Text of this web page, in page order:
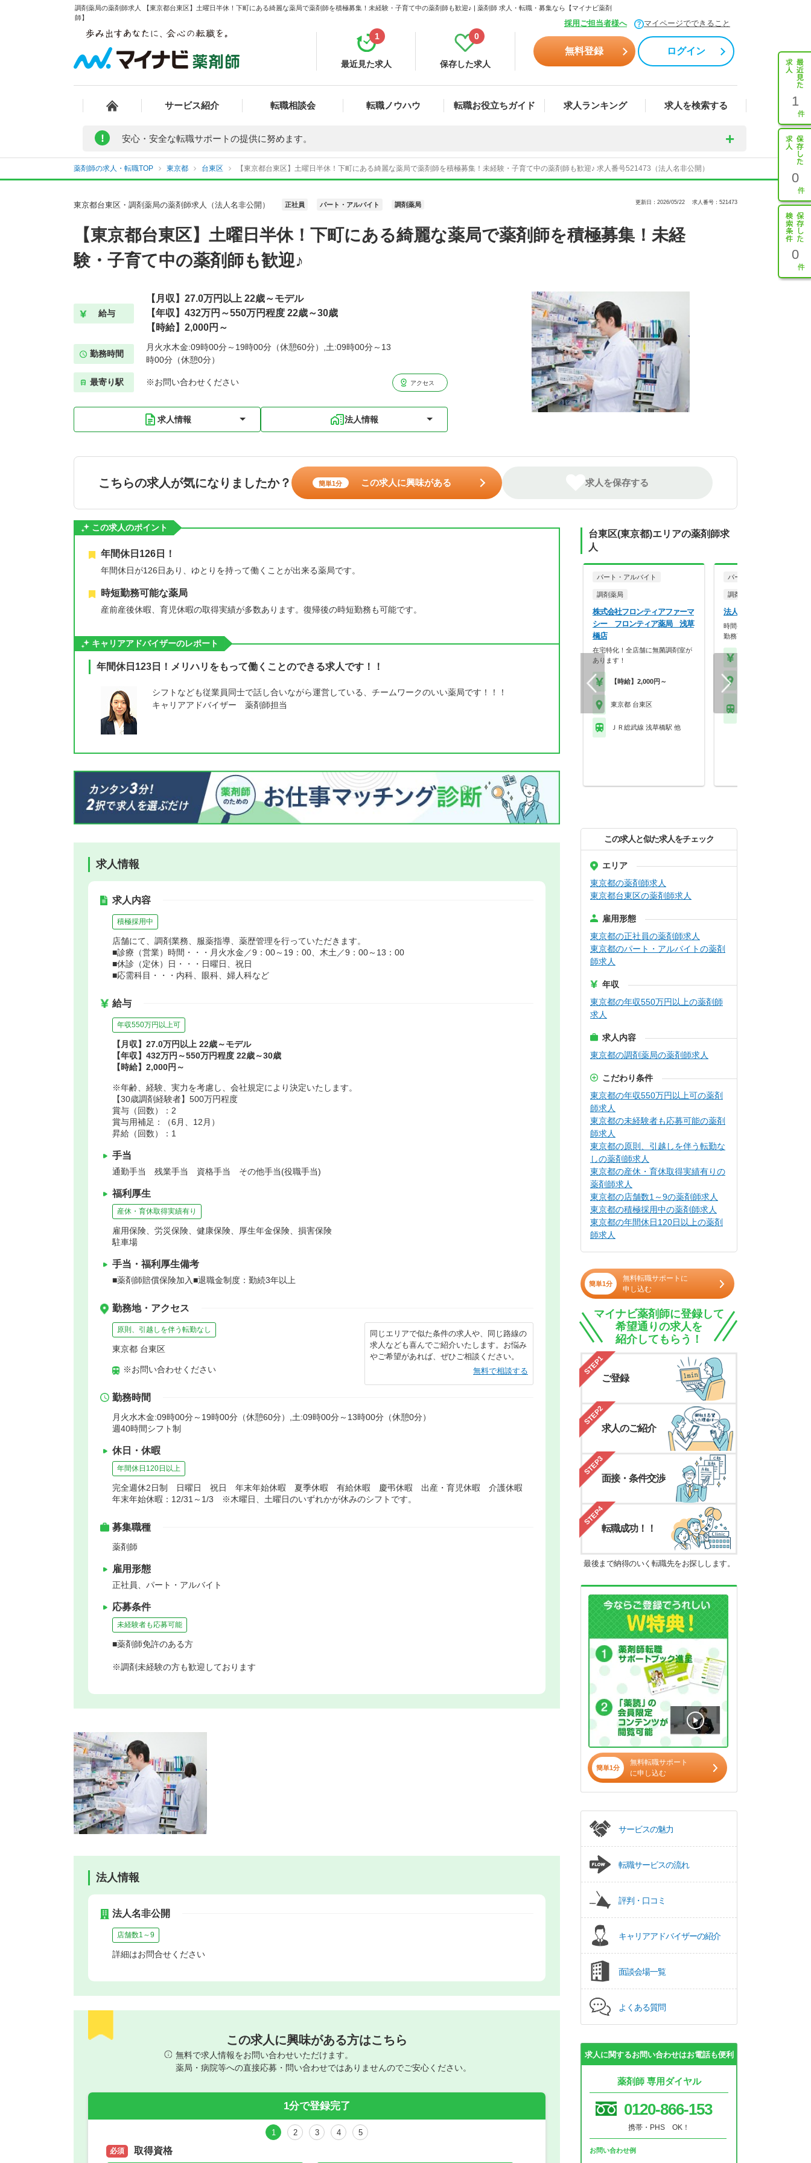
調剤薬局の薬剤師求人 【東京都台東区】土曜日半休！下町にある綺麗な薬局で薬剤師を積極募集！未経験・子育て中の薬剤師も歓迎♪ | 薬剤師 求人・転職・募集なら【マイナビ薬剤
師】
採用ご担当者様へ マイページでできること
最近見た求人
1
保存した求人
0
無料登録 ログイン
サービス紹介 転職相談会 転職ノウハウ 転職お役立ちガイド 求人ランキング 求人を検索する 1
0
0
! 安心・安全な転職サポートの提供に努めます。
薬剤師の求人・転職TOP 東京都 台東区 【東京都台東区】土曜日半休！下町にある綺麗な薬局で薬剤師を積極募集！未経験・子育て中の薬剤師も歓迎♪ 求人番号521473（法人名非公開）
東京都台東区・調剤薬局の薬剤師求人（法人名非公開） 正社員 パート・アルバイト 調剤薬局 更新日：2026/05/22 求人番号：521473
【東京都台東区】土曜日半休！下町にある綺麗な薬局で薬剤師を積極募集！未経
験・子育て中の薬剤師も歓迎♪
給与
【月収】27.0万円以上 22歳～モデル
【年収】432万円～550万円程度 22歳～30歳
【時給】2,000円～
勤務時間
月火水木金:09時00分～19時00分（休憩60分）,土:09時00分～13
時00分（休憩0分）
最寄り駅 ※お問い合わせください アクセス
求人情報 法人情報
こちらの求人が気になりましたか？ 簡単1分 この求人に興味がある 求人を保存する
この求人のポイント
年間休日126日！
年間休日が126日あり、ゆとりを持って働くことが出来る薬局です。
時短勤務可能な薬局
産前産後休暇、育児休暇の取得実績が多数あります。復帰後の時短勤務も可能です。
キャリアアドバイザーのレポート
年間休日123日！メリハリをもって働くことのできる求人です！！
シフトなども従業員同士で話し合いながら運営している、チームワークのいい薬局です！！！
キャリアアドバイザー 薬剤師担当
求人情報
求人内容
積極採用中
店舗にて、調剤業務、服薬指導、薬歴管理を行っていただきます。
■診療（営業）時間・・・月火水金／9：00～19：00、木土／9：00～13：00
■休診（定休）日・・・日曜日、祝日
■応需科目・・・内科、眼科、婦人科など
給与
年収550万円以上可
【月収】27.0万円以上 22歳～モデル
【年収】432万円～550万円程度 22歳～30歳
【時給】2,000円～
※年齢、経験、実力を考慮し、会社規定により決定いたします。
【30歳調剤経験者】500万円程度
賞与（回数）：2
賞与用補足：（6月、12月）
昇給（回数）：1
手当
通勤手当 残業手当 資格手当 その他手当(役職手当)
福利厚生
産休・育休取得実績有り
雇用保険、労災保険、健康保険、厚生年金保険、損害保険
駐車場
手当・福利厚生備考
■薬剤師賠償保険加入■退職金制度：勤続3年以上
勤務地・アクセス
原則、引越しを伴う転勤なし
東京都 台東区
※お問い合わせください
同じエリアで似た条件の求人や、同じ路線の
求人なども喜んでご紹介いたします。お悩み
やご希望があれば、ぜひご相談ください。
無料で相談する
勤務時間
月火水木金:09時00分～19時00分（休憩60分）,土:09時00分～13時00分（休憩0分）
週40時間シフト制
休日・休暇
年間休日120日以上
完全週休2日制 日曜日 祝日 年末年始休暇 夏季休暇 有給休暇 慶弔休暇 出産・育児休暇 介護休暇
年末年始休暇：12/31～1/3 ※木曜日、土曜日のいずれかが休みのシフトです。
募集職種
薬剤師
雇用形態
正社員、パート・アルバイト
応募条件
未経験者も応募可能
■薬剤師免許のある方
※調剤未経験の方も歓迎しております
法人情報
法人名非公開
店舗数1～9
詳細はお問合せください
この求人に興味がある方はこちら
無料で求人情報をお問い合わせいただけます。
薬局・病院等への直接応募・問い合わせではありませんのでご安心ください。
1分で登録完了
1 2 3 4 5
必須 取得資格 希望の働き方
台東区(東京都)エリアの薬剤師求
人
パート・アルバイト
調剤薬局
株式会社フロンティアファーマ
シー フロンティア薬局 浅草
橋店
在宅特化！全店舗に無菌調剤室が
あります！
【時給】2,000円～
東京都 台東区
ＪＲ総武線 浅草橋駅 他
パート・アルバイト
調剤薬局
法人名非公開
時間や日数相談可能です！扶
勤務可能！
この求人と似た求人をチェック
エリア
東京都の薬剤師求人
東京都台東区の薬剤師求人
雇用形態
東京都の正社員の薬剤師求人
東京都のパート・アルバイトの薬剤
師求人
年収
東京都の年収550万円以上の薬剤師
求人
求人内容
東京都の調剤薬局の薬剤師求人
こだわり条件
東京都の年収550万円以上可の薬剤
師求人
東京都の未経験者も応募可能の薬剤
師求人
東京都の原則、引越しを伴う転勤な
しの薬剤師求人
東京都の産休・育休取得実績有りの
薬剤師求人
東京都の店舗数1～9の薬剤師求人
東京都の積極採用中の薬剤師求人
東京都の年間休日120日以上の薬剤
師求人
簡単1分
無料転職サポートに
申し込む
マイナビ薬剤師に登録して
希望通りの求人を
紹介してもらう！
STEP1
ご登録
STEP2
求人のご紹介
STEP3
面接・条件交渉
STEP4
転職成功！！
最後まで納得のいく転職先をお探しします。
簡単1分
無料転職サポート
に申し込む
サービスの魅力
転職サービスの流れ
評判・口コミ
キャリアアドバイザーの紹介
面談会場一覧
よくある質問
求人に関するお問い合わせはお電話も便利
薬剤師 専用ダイヤル
0120-866-153
携帯・PHS OK！
お問い合わせ例